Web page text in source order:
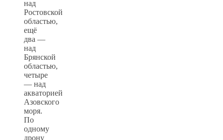
над
Ростовской
областью,
ещё
два —
над
Брянской
областью,
четыре
— над
акваторией
Азовского
моря.
По
одному
дрону